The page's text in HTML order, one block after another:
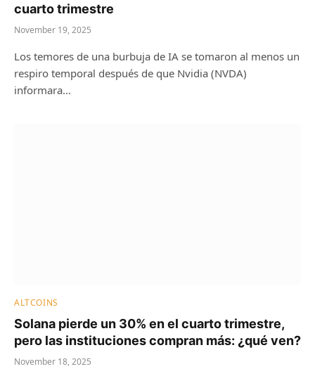
cuarto trimestre
November 19, 2025
Los temores de una burbuja de IA se tomaron al menos un
respiro temporal después de que Nvidia (NVDA)
informara…
ALTCOINS
Solana pierde un 30% en el cuarto trimestre,
pero las instituciones compran más: ¿qué ven?
November 18, 2025